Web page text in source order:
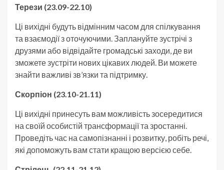
Терези (23.09-22.10)
Ці вихідні будуть відмінним часом для спілкування
та взаємодії з оточуючими. Заплануйте зустрічі з
друзями або відвідайте громадські заходи, де ви
зможете зустріти нових цікавих людей. Ви можете
знайти важливі зв’язки та підтримку.
Скорпіон (23.10-21.11)
Ці вихідні принесуть вам можливість зосередитися
на своїй особистій трансформації та зростанні.
Проведіть час на самопізнанні і розвитку, робіть речі,
які допоможуть вам стати кращою версією себе.